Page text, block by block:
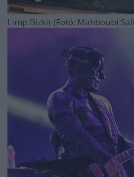
Limp Bizkit (Fotó: Mahboubi